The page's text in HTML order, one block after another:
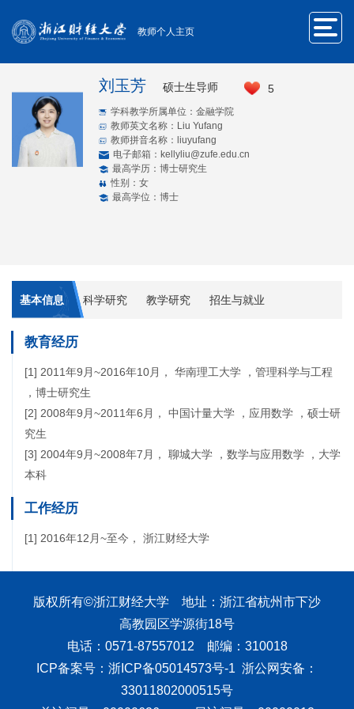
教师个人主页
刘玉芳 硕士生导师 5
学科教学所属单位：金融学院
教师英文名称：Liu Yufang
教师拼音名称：liuyufang
电子邮箱： kellyliu@zufe.edu.cn
最高学历：博士研究生
性别：女
最高学位：博士
基本信息 科学研究 教学研究 招生与就业
教育经历
[1] 2011年9月~2016年10月， 华南理工大学 ，管理科学与工程
，博士研究生
[2] 2008年9月~2011年6月， 中国计量大学 ，应用数学 ，硕士研
究生
[3] 2004年9月~2008年7月， 聊城大学 ，数学与应用数学 ，大学
本科
工作经历
[1] 2016年12月~至今， 浙江财经大学
版权所有©浙江财经大学 地址：浙江省杭州市下沙
高教园区学源街18号
电话：0571-87557012 邮编：310018
ICP备案号：浙ICP备05014573号-1 浙公网安备：
33011802000515号